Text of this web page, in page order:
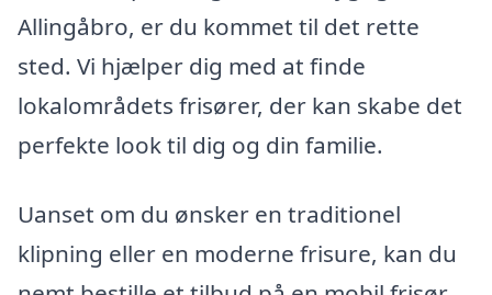
Allingåbro, er du kommet til det rette
sted. Vi hjælper dig med at finde
lokalområdets frisører, der kan skabe det
perfekte look til dig og din familie.
Uanset om du ønsker en traditionel
klipning eller en moderne frisure, kan du